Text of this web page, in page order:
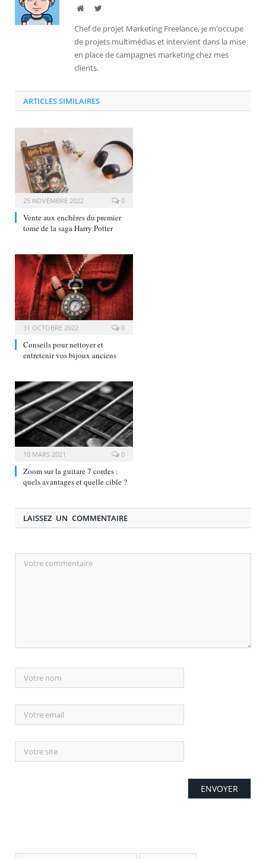
Site Twitter
Chef de projet Marketing Freelance, je m'occupe
de projets multimédias et intervient dans la mise
en place de campagnes marketing chez mes
clients.
ARTICLES SIMILAIRES
25 NOVEMBRE 2022 0
Vente aux enchères du premier
tome de la saga Harry Potter
31 OCTOBRE 2022 0
Conseils pour nettoyer et
entretenir vos bijoux anciens
10 MARS 2021 0
Zoom sur la guitare 7 cordes :
quels avantages et quelle cible ?
LAISSEZ UN COMMENTAIRE